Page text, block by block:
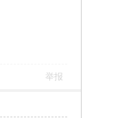
举报